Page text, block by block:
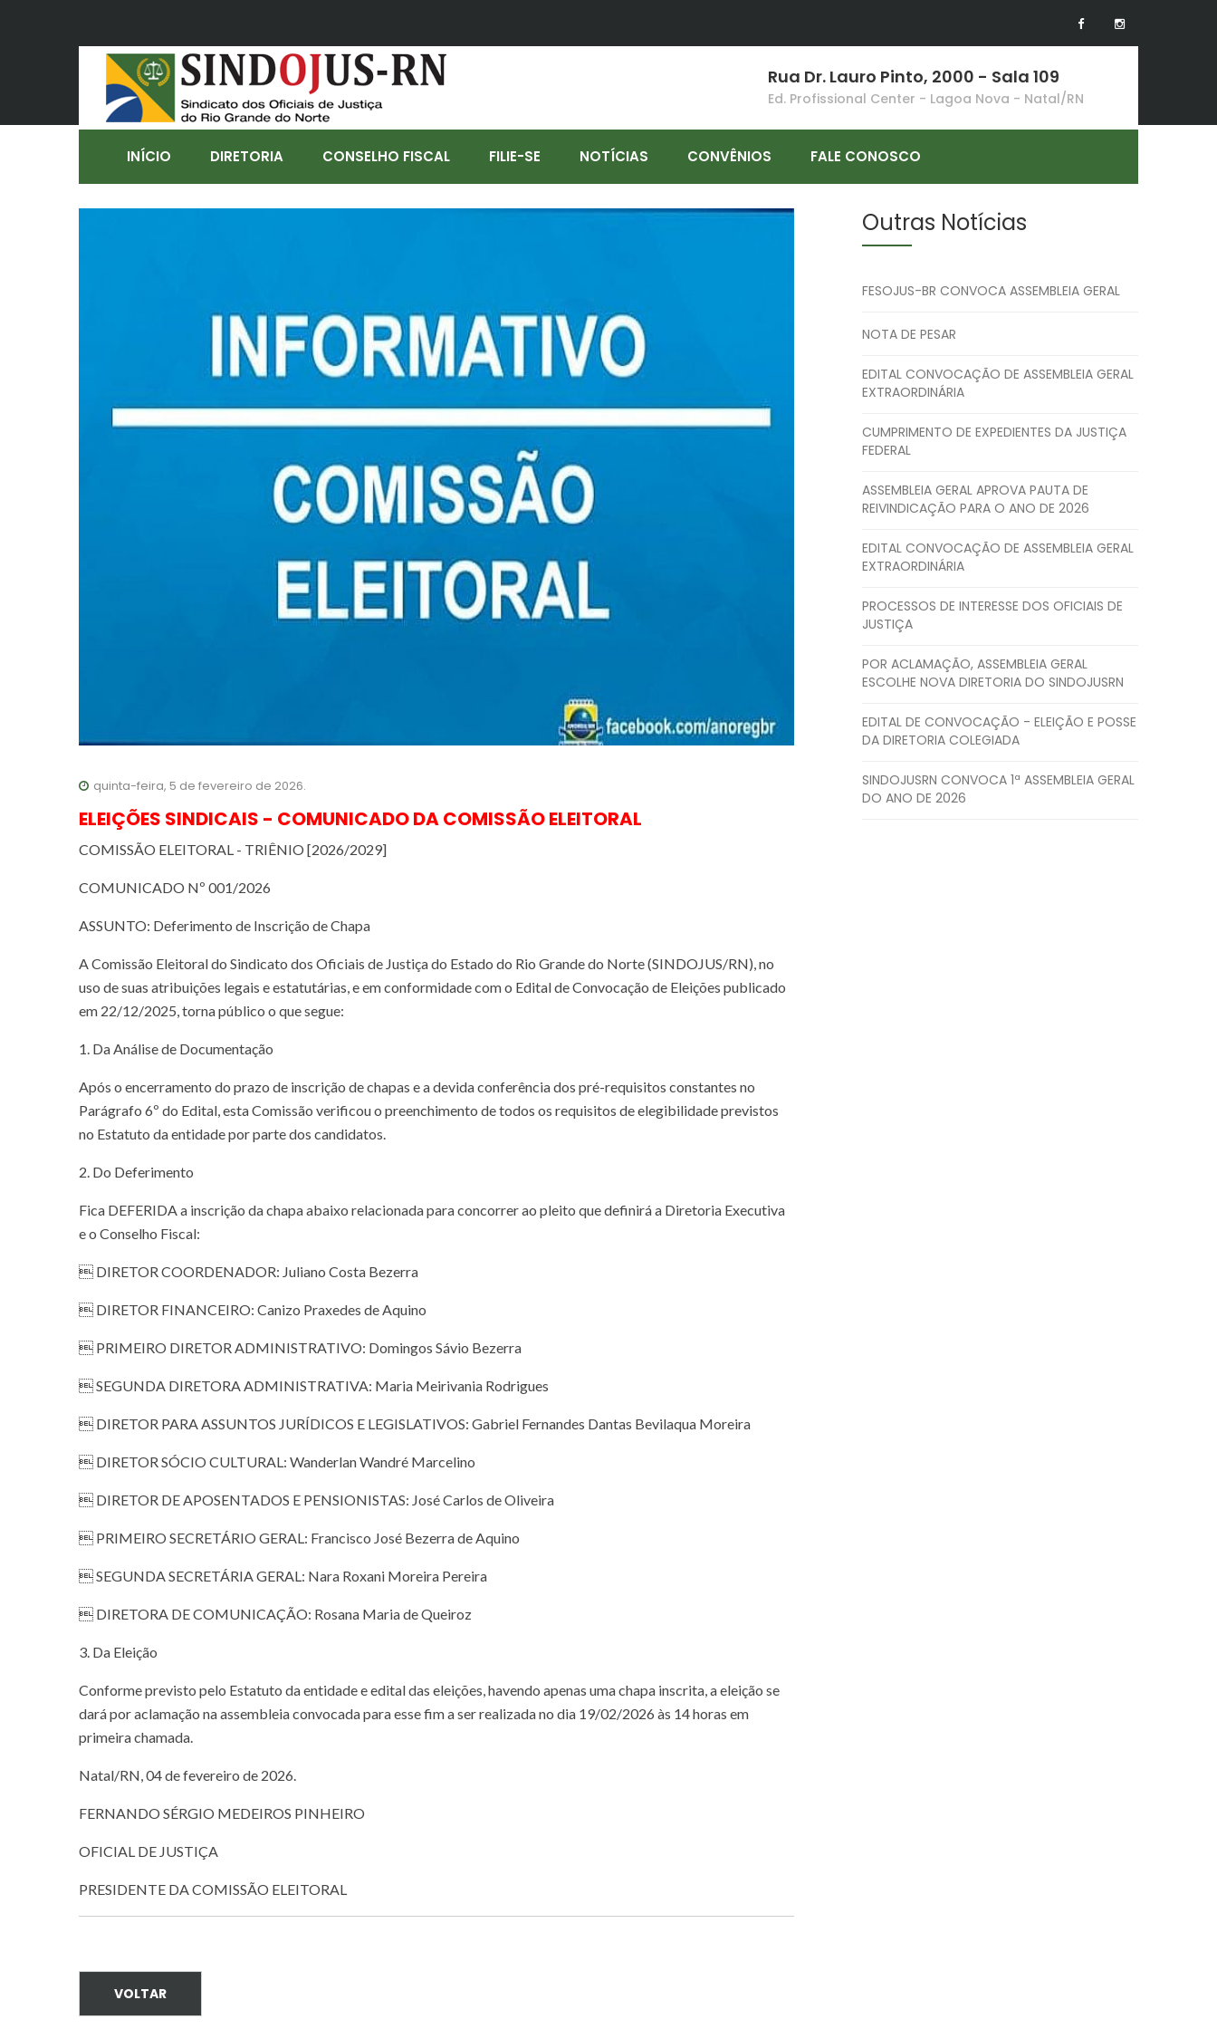
Rua Dr. Lauro Pinto, 2000 - Sala 109
Ed. Profissional Center - Lagoa Nova - Natal/RN
INÍCIO DIRETORIA CONSELHO FISCAL FILIE-SE NOTÍCIAS CONVÊNIOS FALE CONOSCO
quinta-feira, 5 de fevereiro de 2026.
ELEIÇÕES SINDICAIS - COMUNICADO DA COMISSÃO ELEITORAL
COMISSÃO ELEITORAL - TRIÊNIO [2026/2029]
COMUNICADO Nº 001/2026
ASSUNTO: Deferimento de Inscrição de Chapa
A Comissão Eleitoral do Sindicato dos Oficiais de Justiça do Estado do Rio Grande do Norte (SINDOJUS/RN), no
uso de suas atribuições legais e estatutárias, e em conformidade com o Edital de Convocação de Eleições publicado
em 22/12/2025, torna público o que segue:
1. Da Análise de Documentação
Após o encerramento do prazo de inscrição de chapas e a devida conferência dos pré-requisitos constantes no
Parágrafo 6º do Edital, esta Comissão verificou o preenchimento de todos os requisitos de elegibilidade previstos
no Estatuto da entidade por parte dos candidatos.
2. Do Deferimento
Fica DEFERIDA a inscrição da chapa abaixo relacionada para concorrer ao pleito que definirá a Diretoria Executiva
e o Conselho Fiscal:
 DIRETOR COORDENADOR: Juliano Costa Bezerra
 DIRETOR FINANCEIRO: Canizo Praxedes de Aquino
 PRIMEIRO DIRETOR ADMINISTRATIVO: Domingos Sávio Bezerra
 SEGUNDA DIRETORA ADMINISTRATIVA: Maria Meirivania Rodrigues
 DIRETOR PARA ASSUNTOS JURÍDICOS E LEGISLATIVOS: Gabriel Fernandes Dantas Bevilaqua Moreira
 DIRETOR SÓCIO CULTURAL: Wanderlan Wandré Marcelino
 DIRETOR DE APOSENTADOS E PENSIONISTAS: José Carlos de Oliveira
 PRIMEIRO SECRETÁRIO GERAL: Francisco José Bezerra de Aquino
 SEGUNDA SECRETÁRIA GERAL: Nara Roxani Moreira Pereira
 DIRETORA DE COMUNICAÇÃO: Rosana Maria de Queiroz
3. Da Eleição
Conforme previsto pelo Estatuto da entidade e edital das eleições, havendo apenas uma chapa inscrita, a eleição se
dará por aclamação na assembleia convocada para esse fim a ser realizada no dia 19/02/2026 às 14 horas em
primeira chamada.
Natal/RN, 04 de fevereiro de 2026.
FERNANDO SÉRGIO MEDEIROS PINHEIRO
OFICIAL DE JUSTIÇA
PRESIDENTE DA COMISSÃO ELEITORAL
VOLTAR
Outras Notícias
FESOJUS-BR CONVOCA ASSEMBLEIA GERAL
NOTA DE PESAR
EDITAL CONVOCAÇÃO DE ASSEMBLEIA GERAL
EXTRAORDINÁRIA
CUMPRIMENTO DE EXPEDIENTES DA JUSTIÇA
FEDERAL
ASSEMBLEIA GERAL APROVA PAUTA DE
REIVINDICAÇÃO PARA O ANO DE 2026
EDITAL CONVOCAÇÃO DE ASSEMBLEIA GERAL
EXTRAORDINÁRIA
PROCESSOS DE INTERESSE DOS OFICIAIS DE
JUSTIÇA
POR ACLAMAÇÃO, ASSEMBLEIA GERAL
ESCOLHE NOVA DIRETORIA DO SINDOJUSRN
EDITAL DE CONVOCAÇÃO - ELEIÇÃO E POSSE
DA DIRETORIA COLEGIADA
SINDOJUSRN CONVOCA 1ª ASSEMBLEIA GERAL
DO ANO DE 2026